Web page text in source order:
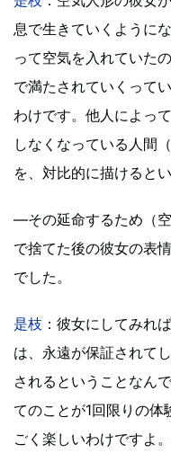
息で生きていくように
って空気を入れていた
で満たされていくって
わけです。他人によっ
しなくなっている人間
を、対比的に描けると
―その延命するため（
で捨てた後の彼女の表
でした。
是枝 ：彼女にしてみれ
は、永遠が保証されて
されるということなん
てのことが1回限りの体
ごく楽しいわけですよ